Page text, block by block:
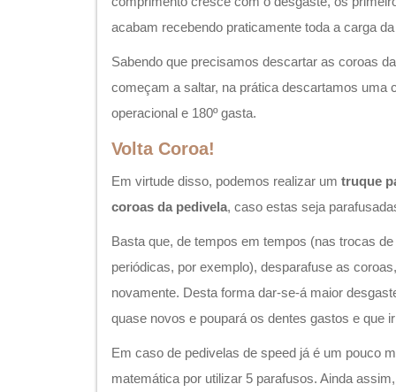
acabam recebendo praticamente toda a carga
Sabendo que precisamos descartar as coroas
começam a saltar, na prática descartamos uma
operacional e 180º gasta.
Volta Coroa!
Em virtude disso, podemos realizar um truque
coroas da pedivela, caso estas seja
Basta que, de tempos em tempos (nas trocas
periódicas, por exemplo), desparafuse as
novamente. Desta forma dar-se-á maior
quase novos e poupará os dentes gastos e que
Em caso de pedivelas de speed já é um pouco
matemática por utilizar 5 parafusos. Ainda